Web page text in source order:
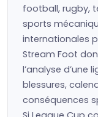
football, rugby,
sports
internationales
Stream Foot
l’analyse d’une
blessures,
conséquences